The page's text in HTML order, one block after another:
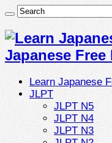
Japanese Free
Learn Japanese
JLPT
JLPT N5
JLPT N4
JLPT N3